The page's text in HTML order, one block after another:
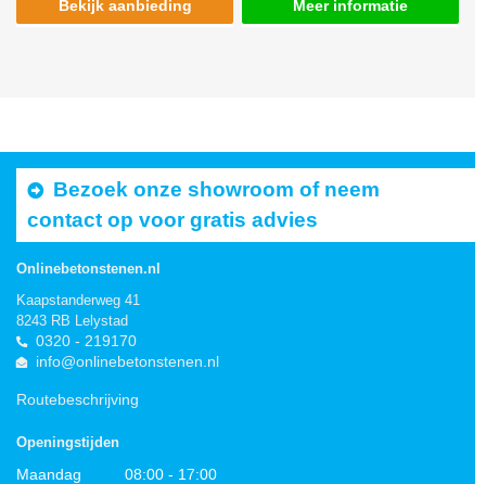
Bekijk aanbieding Meer informatie
Bezoek onze showroom of neem
contact op voor gratis advies
Onlinebetonstenen.nl
Kaapstanderweg 41
8243 RB Lelystad
0320 - 219170
info@onlinebetonstenen.nl
Routebeschrijving
Openingstijden
Maandag
08:00 - 17:00